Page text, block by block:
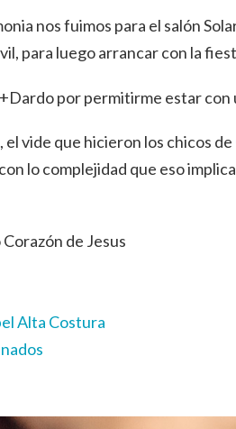
nos fuimos para el salón
para luego arrancar con la
por permitirme estar con
el vide que hicieron los chicos de
lo complejidad que eso
de Jesus
Alta Costura